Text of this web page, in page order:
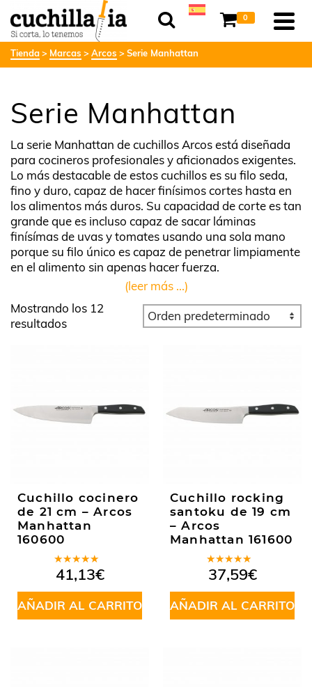
0
Tienda Marcas Arcos Serie Manhattan
Serie Manhattan
La serie Manhattan de cuchillos Arcos está diseñada
para cocineros profesionales y aficionados exigentes.
Lo más destacable de estos cuchillos es su filo seda,
fino y duro, capaz de hacer finísimos cortes hasta en
los alimentos más duros. Su capacidad de corte es tan
grande que es incluso capaz de sacar láminas
finísímas de uvas y tomates usando una sola mano
porque su filo único es capaz de penetrar limpiamente
en el alimento sin apenas hacer fuerza.
(leer más ...)
Mostrando los 12
resultados
Cuchillo cocinero
de 21 cm – Arcos
Manhattan
160600
Valorado
en5.00de
5
41,13€
AÑADIR AL CARRITO
Cuchillo rocking
santoku de 19 cm
– Arcos
Manhattan 161600
Valorado
en5.00de
5
37,59€
AÑADIR AL CARRITO